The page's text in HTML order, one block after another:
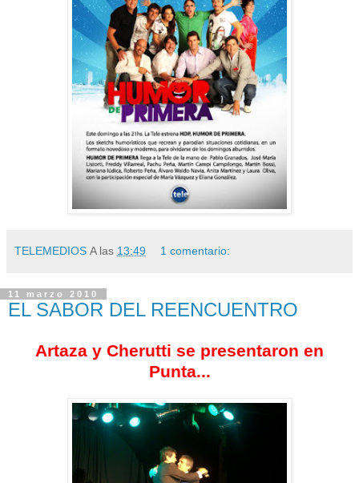
TELEMEDIOS A las 13:49 1 comentario:
11 marzo 2010
EL SABOR DEL REENCUENTRO
Artaza y Cherutti se presentaron en
Punta...